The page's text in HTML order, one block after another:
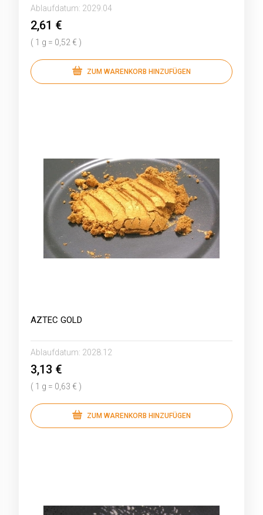
Ablaufdatum: 2029.04
2,61 €
( 1 g = 0,52 € )
ZUM WARENKORB HINZUFÜGEN
AZTEC GOLD
Ablaufdatum: 2028.12
3,13 €
( 1 g = 0,63 € )
ZUM WARENKORB HINZUFÜGEN